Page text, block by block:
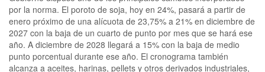
por la norma. El poroto de soja, hoy en 24%, pasará a partir de
enero próximo de una alícuota de 23,75% a 21% en diciembre de
2027 con la baja de un cuarto de punto por mes que se hará ese
año. A diciembre de 2028 llegará a 15% con la baja de medio
punto porcentual durante ese año. El cronograma también
alcanza a aceites, harinas, pellets y otros derivados industriales,